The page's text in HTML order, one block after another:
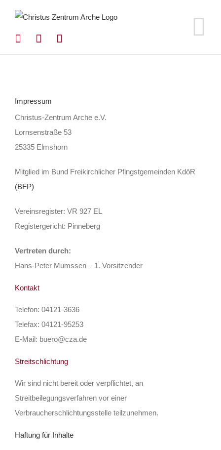
springen
Impressum
Christus-Zentrum Arche e.V.
Lornsenstraße 53
25335 Elmshorn
Mitglied im Bund Freikirchlicher Pfingstgemeinden KdöR
(BFP)
Vereinsregister: VR 927 EL
Registergericht: Pinneberg
Vertreten durch:
Hans-Peter Mumssen – 1. Vorsitzender
Kontakt
Telefon: 04121-3636
Telefax: 04121-95253
E-Mail: buero@cza.de
Streitschlichtung
Wir sind nicht bereit oder verpflichtet, an
Streitbeilegungsverfahren vor einer
Verbraucherschlichtungsstelle teilzunehmen.
Haftung für Inhalte